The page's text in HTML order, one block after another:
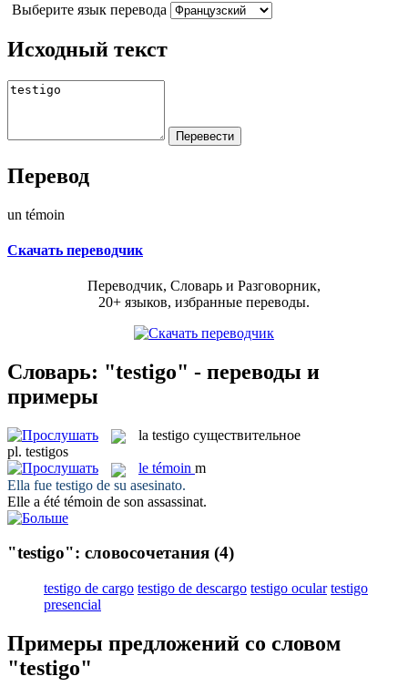
Выберите язык перевода
Исходный текст
Перевод
un témoin
Скачать переводчик
Переводчик, Словарь и Разговорник,
20+ языков, избранные переводы.
Словарь: "testigo" - переводы и
примеры
la testigo существительное
pl. testigos
le témoin m
Ella fue testigo de su asesinato.
Elle a été témoin de son assassinat.
"testigo": словосочетания (4)
testigo de cargo testigo de descargo testigo ocular testigo
presencial
Примеры предложений со словом
"testigo"